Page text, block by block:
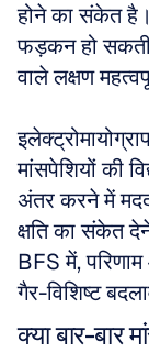
होने का संकेत
फड़कन हो
वाले लक्षण
मांसपेशियों की
अंतर करने में
क्षति का संकेत
BFS में,
गैर-विशिष्ट
क्या बार-बार